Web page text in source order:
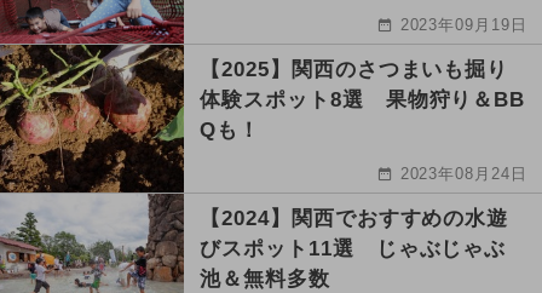
2023年09月19日
【2025】関西のさつまいも掘り
体験スポット8選 果物狩り＆BB
Qも！
2023年08月24日
【2024】関西でおすすめの水遊
びスポット11選 じゃぶじゃぶ
池＆無料多数